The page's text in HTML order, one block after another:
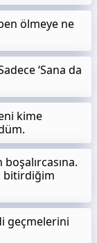
ölmeye ne
‘Sana da
kime
bitirdiğim
geçmelerini